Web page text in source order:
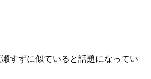
すずに似ていると話題になってい